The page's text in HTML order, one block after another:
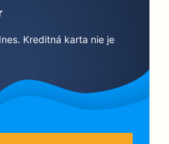
Kreditná karta nie je